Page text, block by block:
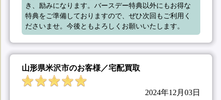
き、励みになります。バースデー特典以外にもお得な
特典をご準備しておりますので、ぜひ次回もご利用く
ださいませ。今後ともよろしくお願いいたします。
山形県米沢市のお客様／宅配買取
2024年12月03日